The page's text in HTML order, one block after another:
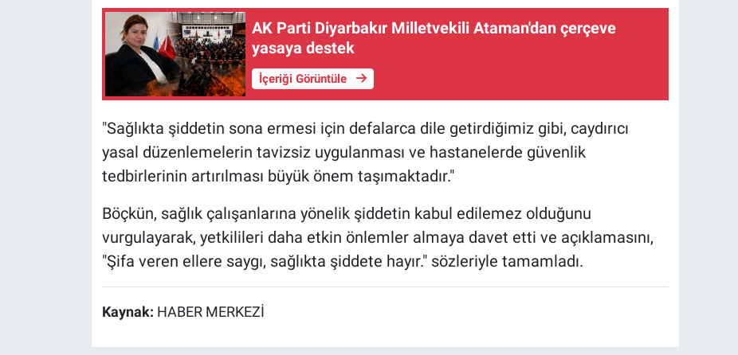
AK Parti Diyarbakır Milletvekili Ataman'dan çerçeve
yasaya destek
İçeriği Görüntüle
"Sağlıkta şiddetin sona ermesi için defalarca dile getirdiğimiz gibi, caydırıcı
yasal düzenlemelerin tavizsiz uygulanması ve hastanelerde güvenlik
tedbirlerinin artırılması büyük önem taşımaktadır."
Böçkün, sağlık çalışanlarına yönelik şiddetin kabul edilemez olduğunu
vurgulayarak, yetkilileri daha etkin önlemler almaya davet etti ve açıklamasını,
"Şifa veren ellere saygı, sağlıkta şiddete hayır." sözleriyle tamamladı.
Kaynak: HABER MERKEZİ